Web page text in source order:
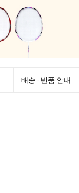
배송 · 반품 안내